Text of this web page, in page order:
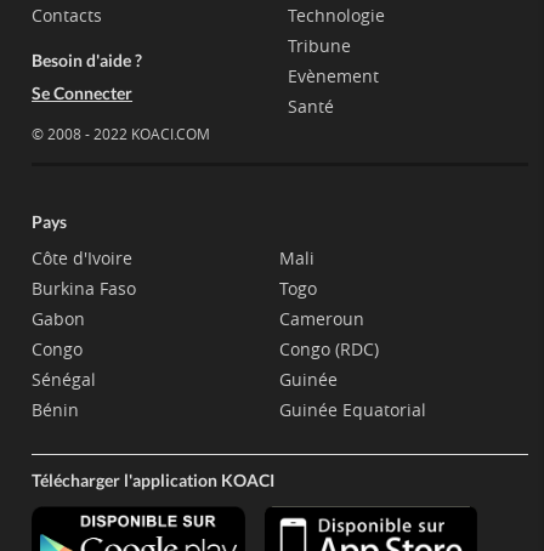
Contacts
Besoin d'aide ?
Se Connecter
© 2008 - 2022 KOACI.COM
Technologie
Tribune
Evènement
Santé
Pays
Côte d'Ivoire
Burkina Faso
Gabon
Congo
Sénégal
Bénin
Mali
Togo
Cameroun
Congo (RDC)
Guinée
Guinée Equatorial
Télécharger l'application KOACI